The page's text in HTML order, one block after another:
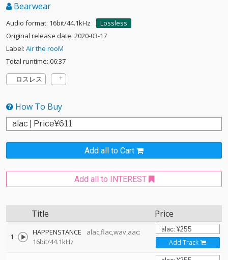
Bearwear
Audio format: 16bit/44.1kHz
Lossless
Original release date: 2020-03-17
Label: Air the rooM
Total runtime: 06:37
ロスレス
How To Buy
Add all to Cart
Add all to INTEREST
Title Price
1 HAPPENSTANCE
alac,flac,wav,aac:
16bit/44.1kHz
Add Track